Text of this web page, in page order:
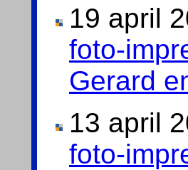
19 april
foto-
Gerard
13 april
foto-